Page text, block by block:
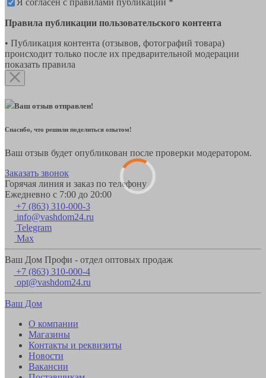
Я согласен с правилами публикации *
Правила публикации пользовательского контента
• Публикация контента (отзывов, фотографий товара)
происходит только после их предварительной модерации
показать правила
Ваш отзыв отправлен!
Спасибо, что решили поделиться опытом!
Ваш отзыв будет опубликован после проверки модератором.
Заказать звонок
Горячая линия и заказ по телефону
Ежедневно с 7:00 до 20:00
+7 (863) 310-000-3
info@vashdom24.ru
Telegram
Max
Ваш Дом Профи - отдел оптовых продаж
+7 (863) 310-000-4
opt@vashdom24.ru
Ваш Дом
О компании
Магазины
Контакты и реквизиты
Новости
Вакансии